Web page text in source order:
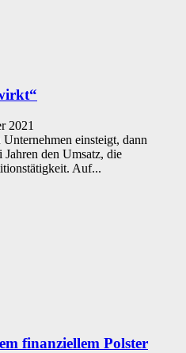
2021
einsteigt, dann
den Umsatz, die
Auf...
finanziellem Polster